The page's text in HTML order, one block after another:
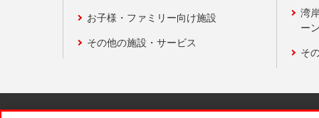
お子様・ファミリー向け施設
その他の施設・サービス
湾
ー
そ